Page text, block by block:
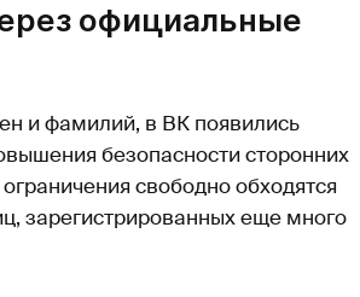
официальные
и фамилий, в ВК появились
безопасности сторонних
свободно обходятся
зарегистрированных еще много